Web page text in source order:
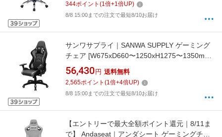
344ポイント (1倍+1倍UP)
8/8 15:00までの注文で最短8/10お届け
サンワサプライ｜SANWA SUPPLY ゲーミング
チェア [W675xD660〜1250xH1275〜1350mm]
グレー SNC-L18GY[SNCL18GY]
56,430 円 送料無料
2,565ポイント (1倍+4倍UP)
8/8 15:00までの注文で最短8/10お届け
【エントリーで最大全額ポイント還元｜8/11ま
で】 Andaseat｜アンダシート ゲーミングチェ